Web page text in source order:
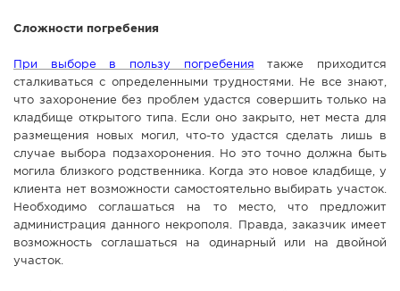
Сложности погребения
При выборе в пользу погребения также приходится
сталкиваться с определенными трудностями. Не все знают,
что захоронение без проблем удастся совершить только на
кладбище открытого типа. Если оно закрыто, нет места для
размещения новых могил, что-то удастся сделать лишь в
случае выбора подзахоронения. Но это точно должна быть
могила близкого родственника. Когда это новое кладбище, у
клиента нет возможности самостоятельно выбирать участок.
Необходимо соглашаться на то место, что предложит
администрация данного некрополя. Правда, заказчик имеет
возможность соглашаться на одинарный или на двойной
участок.